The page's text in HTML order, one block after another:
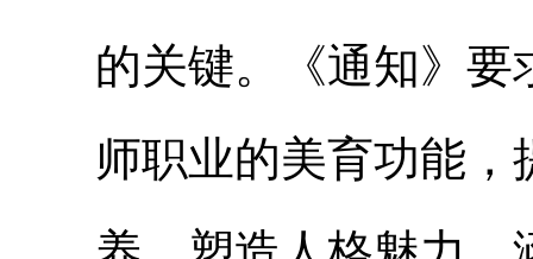
的关键。《通知》
师职业的美育功能